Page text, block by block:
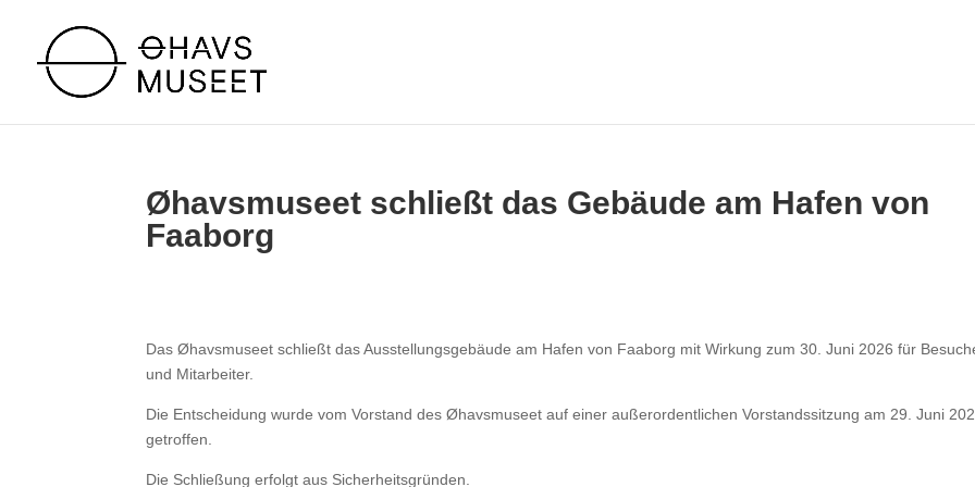
Øhavsmuseet schließt das Gebäude am Hafen von
Faaborg
Das Øhavsmuseet schließt das Ausstellungsgebäude am Hafen von Faaborg mit Wirkung zum 30. Juni 2026 für
und Mitarbeiter.
Die Entscheidung wurde vom Vorstand des Øhavsmuseet auf einer außerordentlichen Vorstandssitzung am 29. Juni
getroffen.
Die Schließung erfolgt aus Sicherheitsgründen.